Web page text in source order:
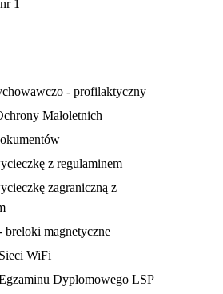
1
- profilaktyczny
Małoletnich
z regulaminem
zagraniczną z
breloki magnetyczne
WiFi
Dyplomowego LSP